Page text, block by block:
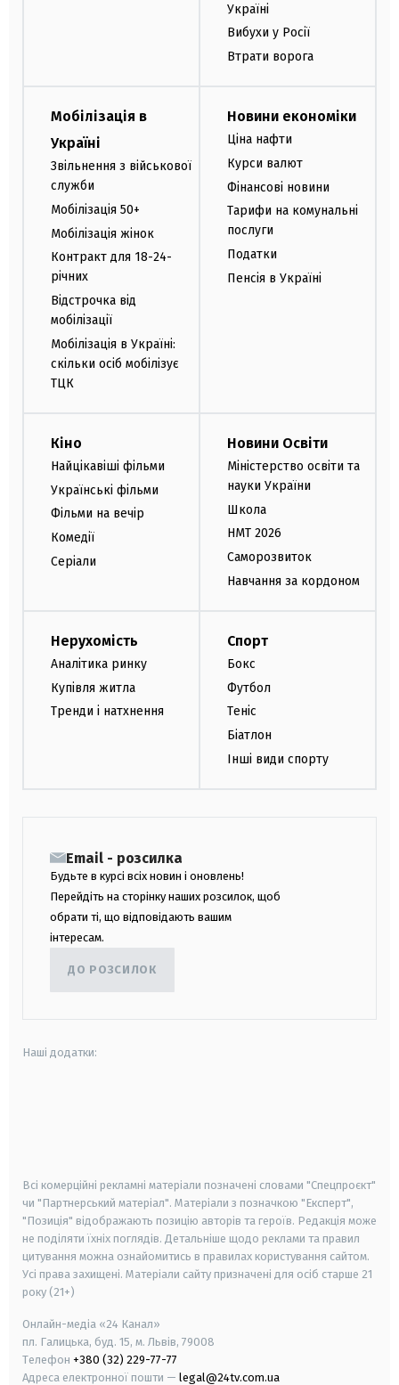
Україні
Вибухи у Росії
Втрати ворога
Мобілізація в
Україні
Звільнення з військової
служби
Мобілізація 50+
Мобілізація жінок
Контракт для 18-24-
річних
Відстрочка від
мобілізації
Мобілізація в Україні:
скільки осіб мобілізує
ТЦК
Новини економіки
Ціна нафти
Курси валют
Фінансові новини
Тарифи на комунальні
послуги
Податки
Пенсія в Україні
Кіно
Найцікавіші фільми
Українські фільми
Фільми на вечір
Комедії
Серіали
Новини Освіти
Міністерство освіти та
науки України
Школа
НМТ 2026
Саморозвиток
Навчання за кордоном
Нерухомість
Аналітика ринку
Купівля житла
Тренди і натхнення
Спорт
Бокс
Футбол
Теніс
Біатлон
Інші види спорту
Email - розсилка
Будьте в курсі всіх новин і оновлень!
Перейдіть на сторінку наших розсилок, щоб
обрати ті, що відповідають вашим
інтересам.
ДО РОЗСИЛОК
Наші додатки:
Всі комерційні рекламні матеріали позначені словами "Спецпроєкт"
чи "Партнерський матеріал". Матеріали з позначкою "Експерт",
"Позиція" відображають позицію авторів та героїв. Редакція може
не поділяти їхніх поглядів. Детальніше щодо реклами та правил
цитування можна ознайомитись в правилах користування сайтом.
Усі права захищені. Матеріали сайту призначені для осіб старше 21
року (21+)
Онлайн-медіа «24 Канал»
пл. Галицька, буд. 15, м. Львів, 79008
Телефон +380 (32) 229-77-77
Адреса електронної пошти — legal@24tv.com.ua